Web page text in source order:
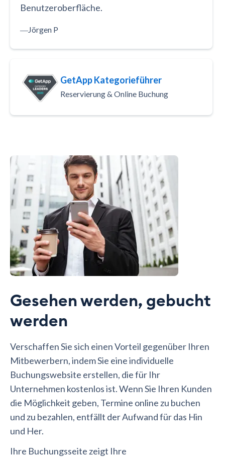
Benutzeroberfläche.
―Jörgen P
GetApp Kategorieführer
Reservierung & Online Buchung
Gesehen werden, gebucht
werden
Verschaffen Sie sich einen Vorteil gegenüber Ihren
Mitbewerbern, indem Sie eine individuelle
Buchungswebsite erstellen, die für Ihr
Unternehmen kostenlos ist. Wenn Sie Ihren Kunden
die Möglichkeit geben, Termine online zu buchen
und zu bezahlen, entfällt der Aufwand für das Hin
und Her.
Ihre Buchungsseite zeigt Ihre